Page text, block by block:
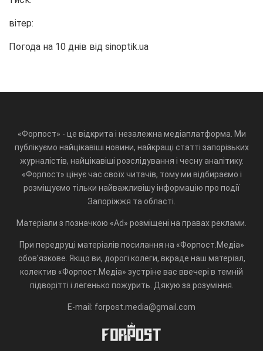
вітер:
Погода на 10 днів від sinoptik.ua
«Форпост» - це відкрита і незалежна медіаплатформа. Ми
публікуємо найцікавіші новини, найкращі статті запорізьких
журналістів, найцікавіші розслідування і чесну аналітику.
«Форпост» цінує час своїх читачів, тому ми відбираємо і
розміщуємо тільки найважливішу інформацію про події
Запоріжжя та області.
Матеріали з позначкою «Ad» розміщені на правах реклами.
При передруці матеріалів посилання на «Форпост.Медіа»
обов'язкове. Якщо ви, дорогі колеги, вкраде наш матеріал,
колектив «Форпост.Медіа» зустріне вас ввечері в темній
підворітті і легенько пожурить. Дякую за розуміння.
E-mail: forpost.media@gmail.com